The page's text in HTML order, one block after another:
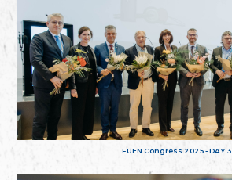
FUEN Congress 2025 - DAY 3